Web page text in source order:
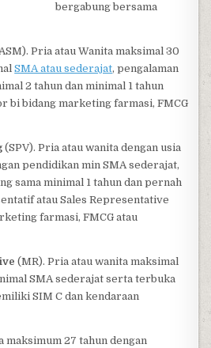
bergabung bersama
Pria atau Wanita maksimal 30
SMA atau sederajat, pengalaman
2 tahun dan minimal 1 tahun
bi bidang marketing farmasi, FMCG
(SPV). Pria atau wanita dengan usia
pendidikan min SMA sederajat,
sama minimal 1 tahun dan pernah
atau Sales Representative
farmasi, FMCG atau
(MR). Pria atau wanita maksimal
SMA sederajat serta terbuka
SIM C dan kendaraan
maksimum 27 tahun dengan